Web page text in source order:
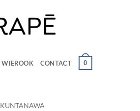
WIEROOK CONTACT 0
KUNTANAWA